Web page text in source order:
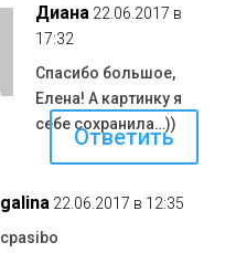
Диана 22.06.2017 в
17:32
Спасибо большое,
Елена! А картинку я
себе сохранила…))
Ответить
galina 22.06.2017 в 12:35
cpasibo